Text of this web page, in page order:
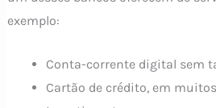
exemplo:
Conta-corrente digital sem
Cartão de crédito, em